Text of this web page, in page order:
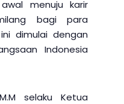
menuju karir
bagi para
dimulai dengan
Indonesia
selaku Ketua